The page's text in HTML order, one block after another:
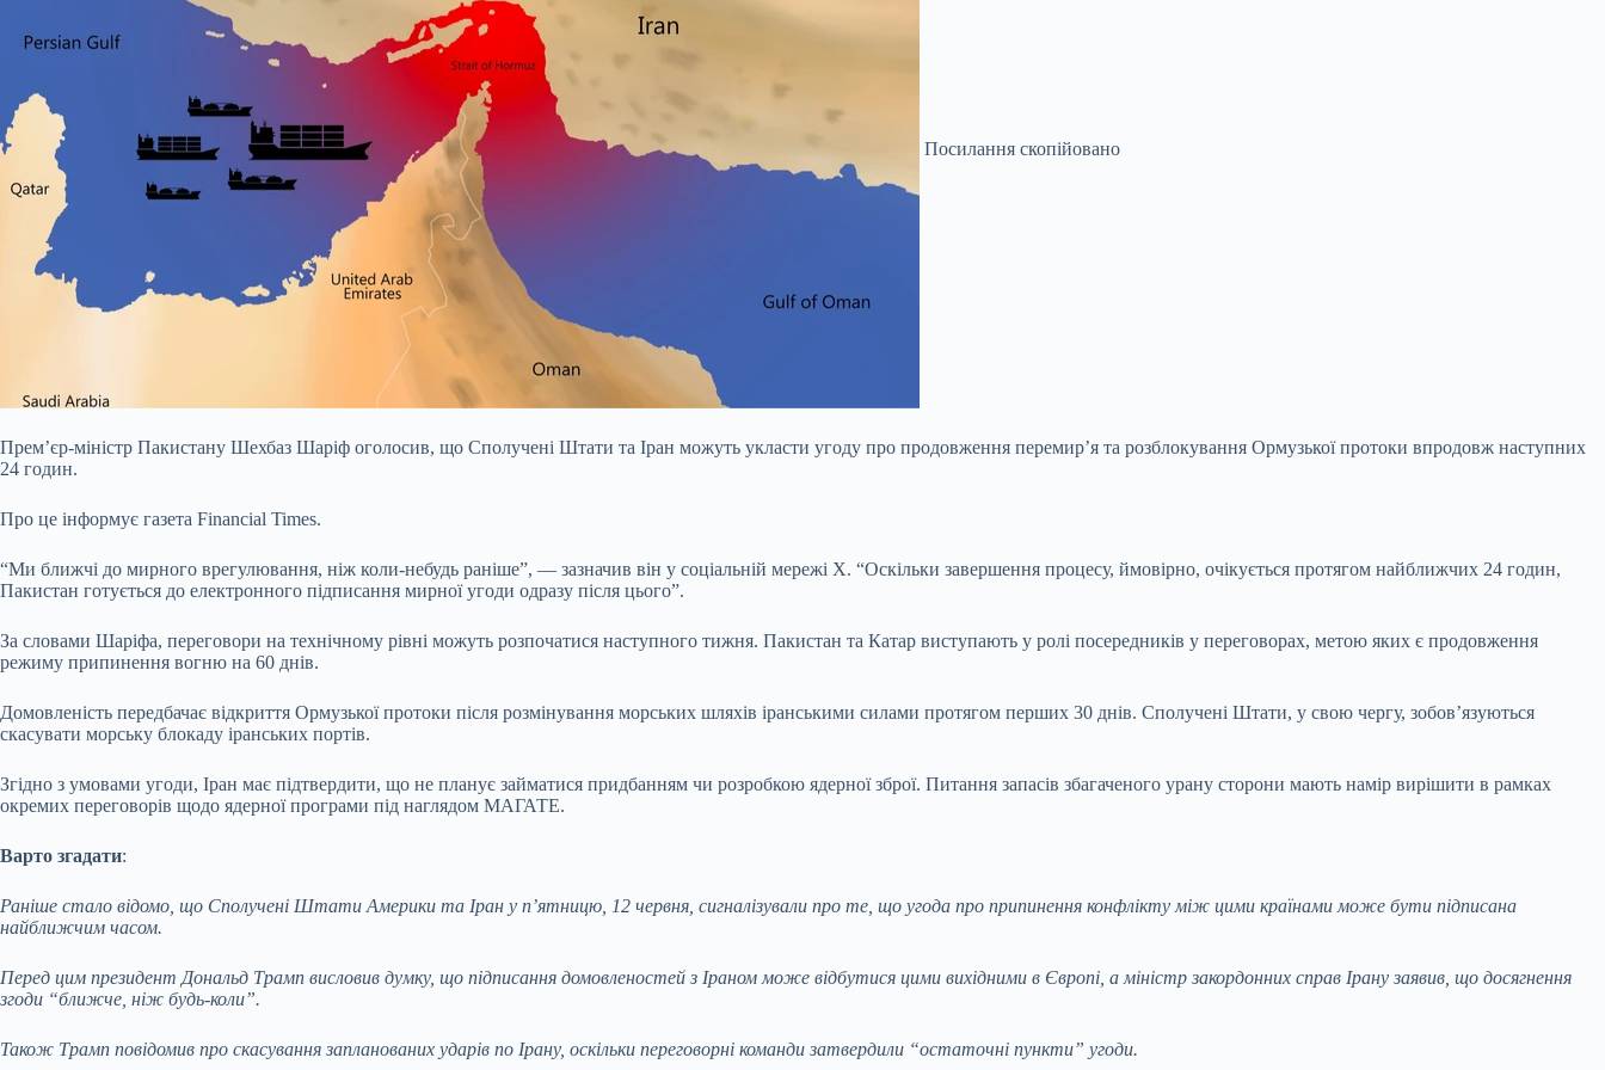
Посилання скопійовано
Прем’єр-міністр Пакистану Шехбаз Шаріф оголосив, що Сполучені Штати та Іран можуть укласти угоду про продовження перемир’я та розблокування Ормузької протоки впродовж наступних
24 годин.
Про це інформує газета Financial Times.
“Ми ближчі до мирного врегулювання, ніж коли-небудь раніше”, — зазначив він у соціальній мережі X. “Оскільки завершення процесу, ймовірно, очікується протягом найближчих 24 годин,
Пакистан готується до електронного підписання мирної угоди одразу після цього”.
За словами Шаріфа, переговори на технічному рівні можуть розпочатися наступного тижня. Пакистан та Катар виступають у ролі посередників у переговорах, метою яких є продовження
режиму припинення вогню на 60 днів.
Домовленість передбачає відкриття Ормузької протоки після розмінування морських шляхів іранськими силами протягом перших 30 днів. Сполучені Штати, у свою чергу, зобов’язуються
скасувати морську блокаду іранських портів.
Згідно з умовами угоди, Іран має підтвердити, що не планує займатися придбанням чи розробкою ядерної зброї. Питання запасів збагаченого урану сторони мають намір вирішити в рамках
окремих переговорів щодо ядерної програми під наглядом МАГАТЕ.
Варто згадати:
Раніше стало відомо, що Сполучені Штати Америки та Іран у п’ятницю, 12 червня, сигналізували про те, що угода про припинення конфлікту між цими країнами може бути підписана
найближчим часом.
Перед цим президент Дональд Трамп висловив думку, що підписання домовленостей з Іраном може відбутися цими вихідними в Європі, а міністр закордонних справ Ірану заявив, що досягнення
згоди “ближче, ніж будь-коли”.
Також Трамп повідомив про скасування запланованих ударів по Ірану, оскільки переговорні команди затвердили “остаточні пункти” угоди.